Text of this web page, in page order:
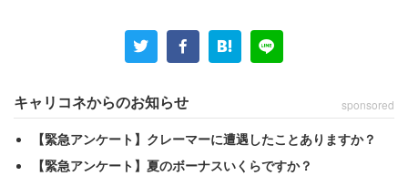
まずは制度の見直しが必要。
キャリコネからのお知らせ sponsored
【緊急アンケート】クレーマーに遭遇したことありますか？
【緊急アンケート】夏のボーナスいくらですか？